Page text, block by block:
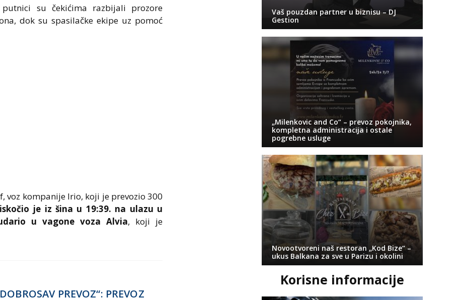
su čekićima razbijali prozore
dok su spasilačke ekipe uz pomoć
voz kompanije Irio, koji je prevozio 300
iskočio je iz šina u 19:39. na ulazu u
u vagone voza Alvia, koji je
PREVOZ“: PREVOZ
Vaš pouzdan partner u biznisu – DJ
Gestion
„Milenkovic and Co“ – prevoz pokojnika,
kompletna administracija i ostale
pogrebne usluge
Novootvoreni naš restoran „Kod Bize“ –
ukus Balkana za sve u Parizu i okolini
Korisne informacije